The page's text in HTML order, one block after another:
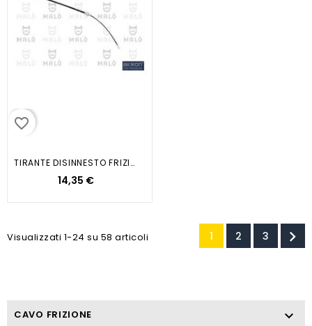
favorite_border
TIRANTE DISINNESTO FRIZIONE...
14,35 €
Visualizzati 1-24 su 58 articoli 1 2 3 
CAVO FRIZIONE 